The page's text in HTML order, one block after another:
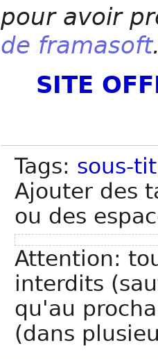
pour avoir
de framasoft
SITE
Tags: sous-
Ajouter des
ou des
Attention:
interdits
qu'au
(dans